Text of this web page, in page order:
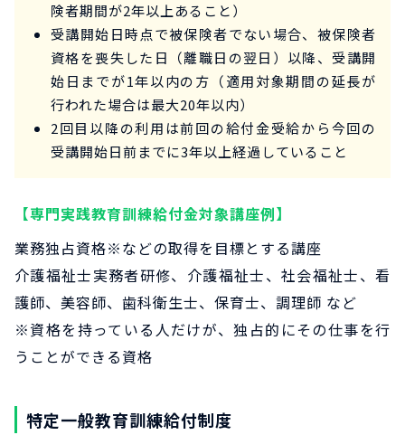
険者期間が2年以上あること）
受講開始日時点で被保険者でない場合、被保険者
資格を喪失した日（離職日の翌日）以降、受講開
始日までが1年以内の方（適用対象期間の延長が
行われた場合は最大20年以内）
2回目以降の利用は前回の給付金受給から今回の
受講開始日前までに3年以上経過していること
【専門実践教育訓練給付金対象講座例】
業務独占資格※などの取得を目標とする講座
介護福祉士実務者研修、介護福祉士、社会福祉士、看
護師、美容師、歯科衛生士、保育士、調理師 など
※資格を持っている人だけが、独占的にその仕事を行
うことができる資格
特定一般教育訓練給付制度